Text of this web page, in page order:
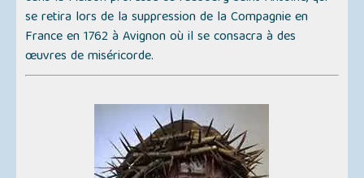
se retira lors de la suppression de la Compagnie en
France en 1762 à Avignon où il se consacra à des
œuvres de miséricorde.